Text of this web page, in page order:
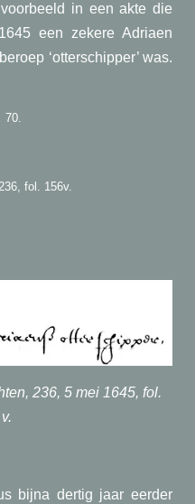
in een akte die
een zekere Adriaen
‘otterschipper’ was.
70.
fol. 156v.
236, 5 mei 1645, fol.
bijna dertig jaar eerder